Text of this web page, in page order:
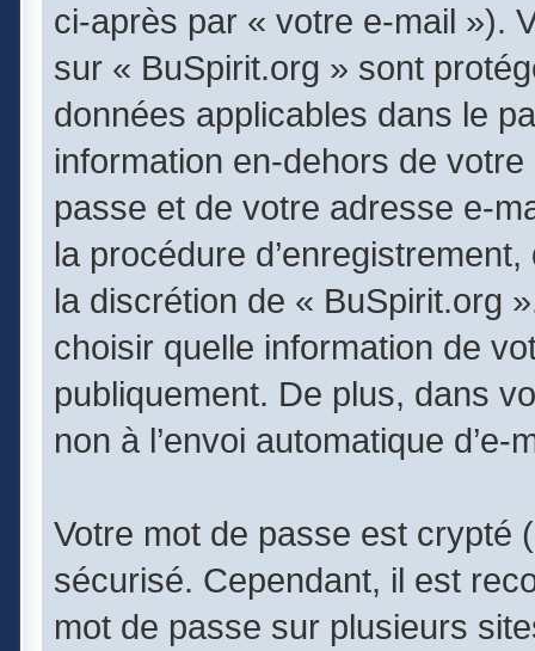
ci-après par « votre e-mail »).
sur « BuSpirit.org » sont
données applicables dans le
information en-dehors de
passe et de votre adresse e-
la procédure
la discrétion de « BuSpirit.org
choisir quelle information de
publiquement. De plus, dans
non à l’envoi automatique
Votre mot de passe est crypté
sécurisé. Cependant, il est
mot de passe sur plusieurs